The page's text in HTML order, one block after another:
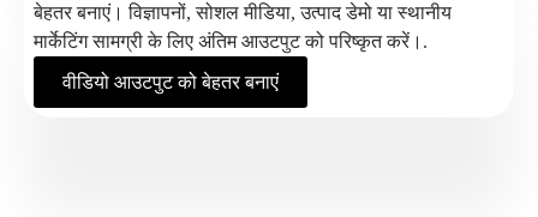
बेहतर बनाएं। विज्ञापनों, सोशल मीडिया, उत्पाद डेमो या स्थानीय
मार्केटिंग सामग्री के लिए अंतिम आउटपुट को परिष्कृत करें।.
वीडियो आउटपुट को बेहतर बनाएं